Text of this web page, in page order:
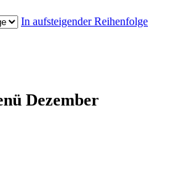
In aufsteigender Reihenfolge
Dezember